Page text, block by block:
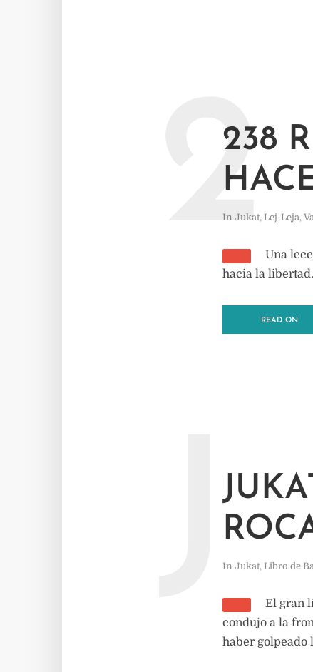
238
In Jukat, Lej-Leja,
2 Una
hacia la libertad.
READ ON
In Jukat, Libro de
J
El gran
condujo a la
haber golpeado